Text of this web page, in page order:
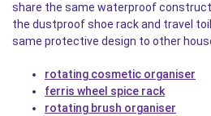
share the same waterproof
the dustproof shoe rack and travel
same protective design to other
rotating cosmetic organiser
ferris wheel spice rack
rotating brush organiser